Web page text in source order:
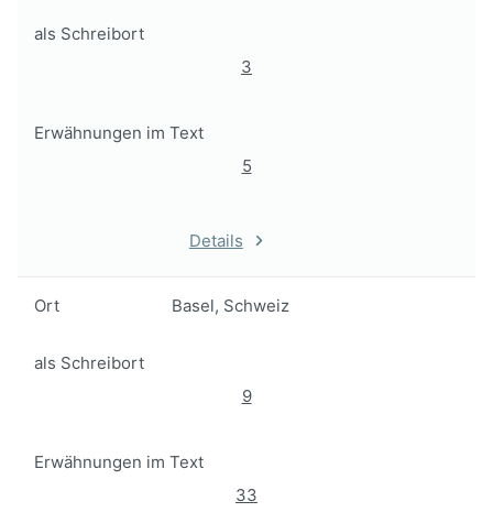
als Schreibort
3
Erwähnungen im Text
5
Details
Ort Basel, Schweiz
als Schreibort
9
Erwähnungen im Text
33